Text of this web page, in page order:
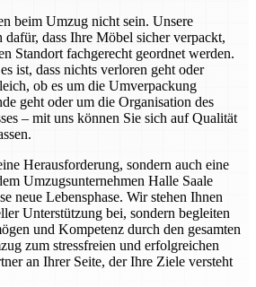
beim Umzug nicht sein. Unsere
dafür, dass Ihre Möbel sicher verpackt,
Standort fachgerecht geordnet werden.
ist, dass nichts verloren geht oder
ob es um die Umverpackung
geht oder um die Organisation des
– mit uns können Sie sich auf Qualität
Herausforderung, sondern auch eine
Umzugsunternehmen Halle Saale
neue Lebensphase. Wir stehen Ihnen
Unterstützung bei, sondern begleiten
und Kompetenz durch den gesamten
zum stressfreien und erfolgreichen
an Ihrer Seite, der Ihre Ziele versteht